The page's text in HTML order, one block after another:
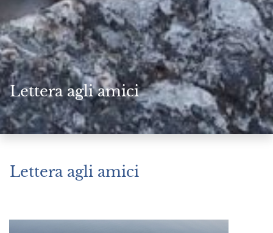
Lettera agli amici
Lettera agli amici